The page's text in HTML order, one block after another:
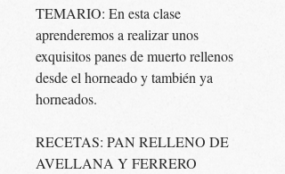
TEMARIO: En esta clase
aprenderemos a realizar unos
exquisitos panes de muerto rellenos
desde el horneado y también ya
horneados.
RECETAS: PAN RELLENO DE
AVELLANA Y FERRERO